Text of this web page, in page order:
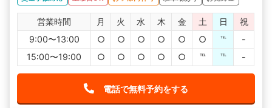
営業時間 月 火 水 木 金 土 日
祝
9:00〜13:00
○ ○ ○ ○ ○ ○ ℡
-
15:00〜19:00
○ ○ ○ ○ ○ ℡ ℡ -
電話で無料予約をする